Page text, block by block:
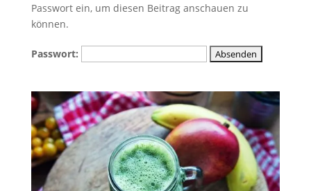
Passwort ein, um diesen Beitrag anschauen zu
können.
Passwort: